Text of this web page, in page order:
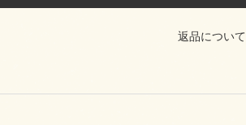
返品について